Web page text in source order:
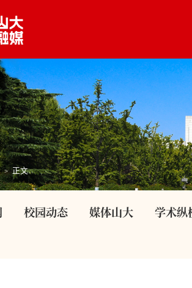
> 正文
校园动态 媒体山大 学术纵